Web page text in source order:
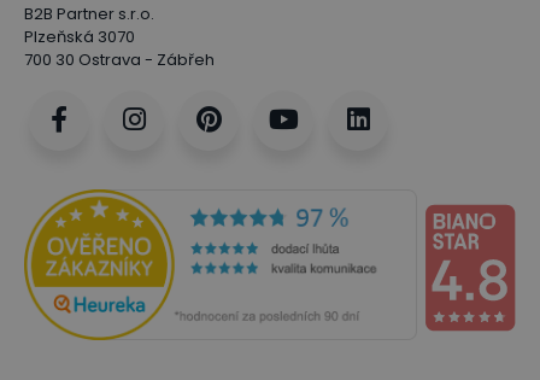
Řada kancelářského nábytku
PRIMO WOOD
PRIMO WOOD je nejoblíbenější kolekce
B2B Partner s.r.o.
Plzeňská 3070
700 30 Ostrava - Zábřeh